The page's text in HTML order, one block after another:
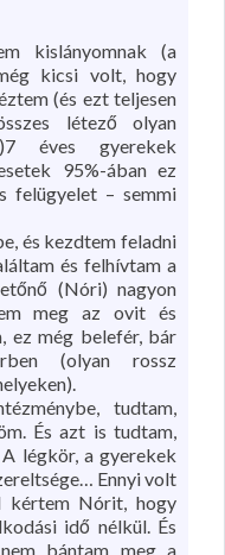
kislányomnak (a
kicsi volt, hogy
(és ezt teljesen
létező olyan
éves gyerekek
95%-ában ez
felügyelet – semmi
és kezdtem feladni
és felhívtam a
(Nóri) nagyon
meg az ovit és
ez még belefér, bár
(olyan rossz
tudtam,
És azt is tudtam,
légkör, a gyerekek
Ennyi volt
kértem Nórit, hogy
idő nélkül. És
bántam meg a